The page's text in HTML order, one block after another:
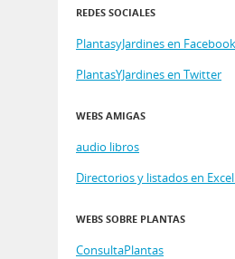
REDES SOCIALES
PlantasyJardines en Facebook
PlantasYJardines en Twitter
WEBS AMIGAS
audio libros
Directorios y listados en
WEBS SOBRE PLANTAS
ConsultaPlantas